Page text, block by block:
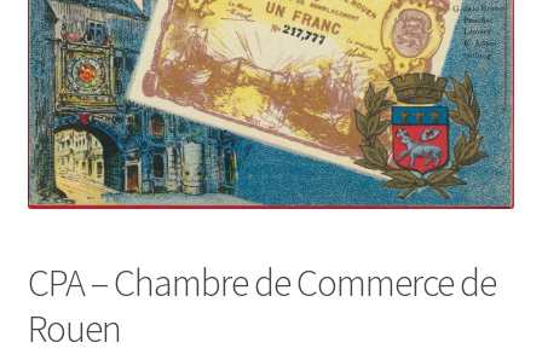
CPA – Chambre de Commerce de
Rouen